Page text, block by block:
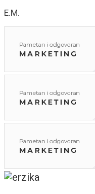
E.M.